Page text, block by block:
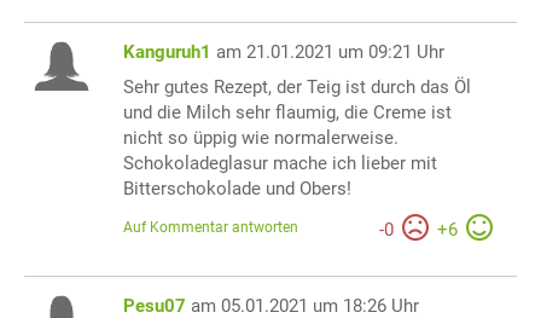
Kanguruh1 am 21.01.2021 um 09:21 Uhr
Sehr gutes Rezept, der Teig ist durch das Öl
und die Milch sehr flaumig, die Creme ist
nicht so üppig wie normalerweise.
Schokoladeglasur mache ich lieber mit
Bitterschokolade und Obers!
-0 +6
Auf Kommentar antworten
Pesu07 am 05.01.2021 um 18:26 Uhr